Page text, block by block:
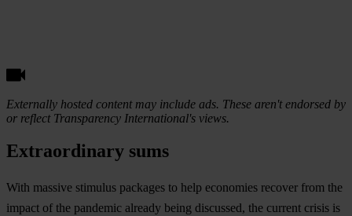
Externally hosted content may include ads. These aren't endorsed by
or reflect Transparency International's views.
Extraordinary sums
With massive stimulus packages to help economies recover from the
impact of the pandemic already being discussed, the current crisis is